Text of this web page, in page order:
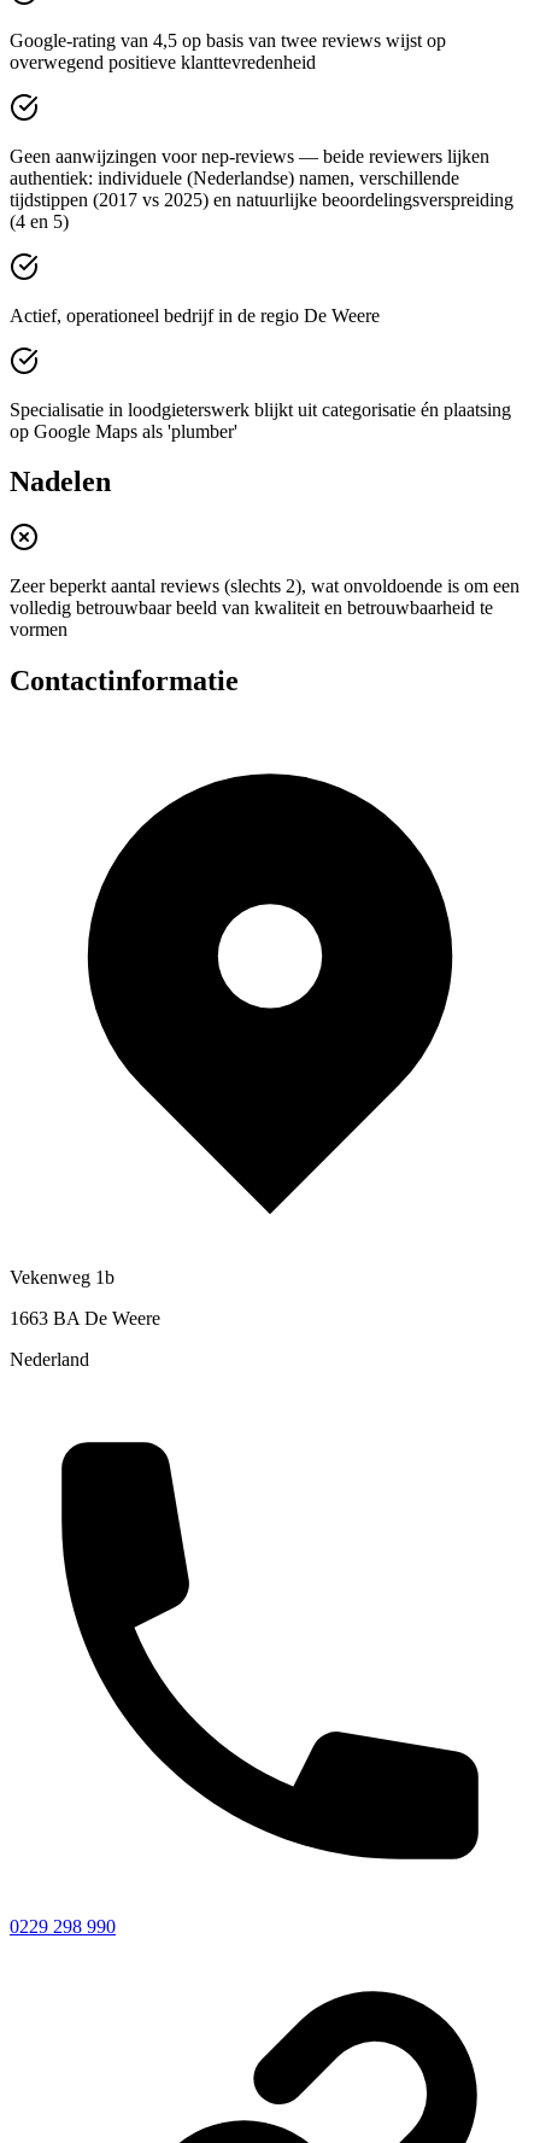
Google-rating van 4,5 op basis van twee reviews wijst op
overwegend positieve klanttevredenheid
Geen aanwijzingen voor nep-reviews — beide reviewers lijken
authentiek: individuele (Nederlandse) namen, verschillende
tijdstippen (2017 vs 2025) en natuurlijke beoordelingsverspreiding
(4 en 5)
Actief, operationeel bedrijf in de regio De Weere
Specialisatie in loodgieterswerk blijkt uit categorisatie én plaatsing
op Google Maps als 'plumber'
Nadelen
Zeer beperkt aantal reviews (slechts 2), wat onvoldoende is om een
volledig betrouwbaar beeld van kwaliteit en betrouwbaarheid te
vormen
Contactinformatie
Vekenweg 1b
1663 BA De Weere
Nederland
0229 298 990